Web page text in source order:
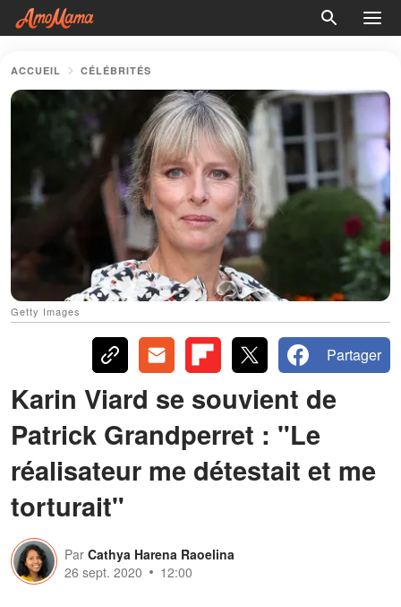
ACCUEIL CÉLÉBRITÉS
Getty Images
Partager
Karin Viard se souvient de
Patrick Grandperret : "Le
réalisateur me détestait et me
torturait"
Par Cathya Harena Raoelina
26 sept. 2020
12:00